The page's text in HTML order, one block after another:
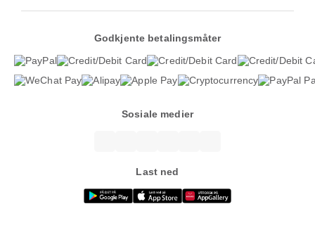
Godkjente betalingsmåter
Sosiale medier
Last ned